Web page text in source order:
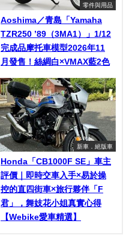
零件與用品
Aoshima／青島「Yamaha
TZR250 ’89（3MA1）」1/12
完成品摩托車模型2026年11
月發售！絲綢白×VMAX藍2色
新車．絕版車
Honda「CB1000F SE」車主
評價｜即時交車入手×易於操
控的直四街車×旅行夥伴「F
君」，舞妓花小姐真實心得
【Webike愛車精選】